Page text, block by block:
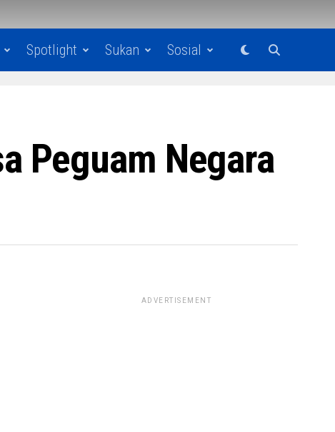
Spotlight Sukan Sosial
Peguam Negara
ADVERTISEMENT